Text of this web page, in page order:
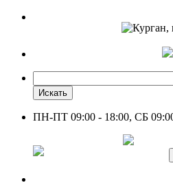
Курган,
Искать
ПН-ПТ 09:00 - 18:00, СБ